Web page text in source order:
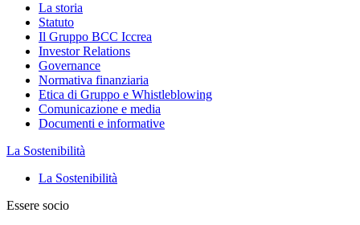
La storia
Statuto
Il Gruppo BCC Iccrea
Investor Relations
Governance
Normativa finanziaria
Etica di Gruppo e Whistleblowing
Comunicazione e media
Documenti e informative
La Sostenibilità
La Sostenibilità
Essere socio